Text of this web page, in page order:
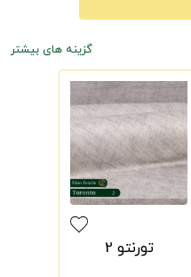
گزینه های بیشتر
تورنتو 2